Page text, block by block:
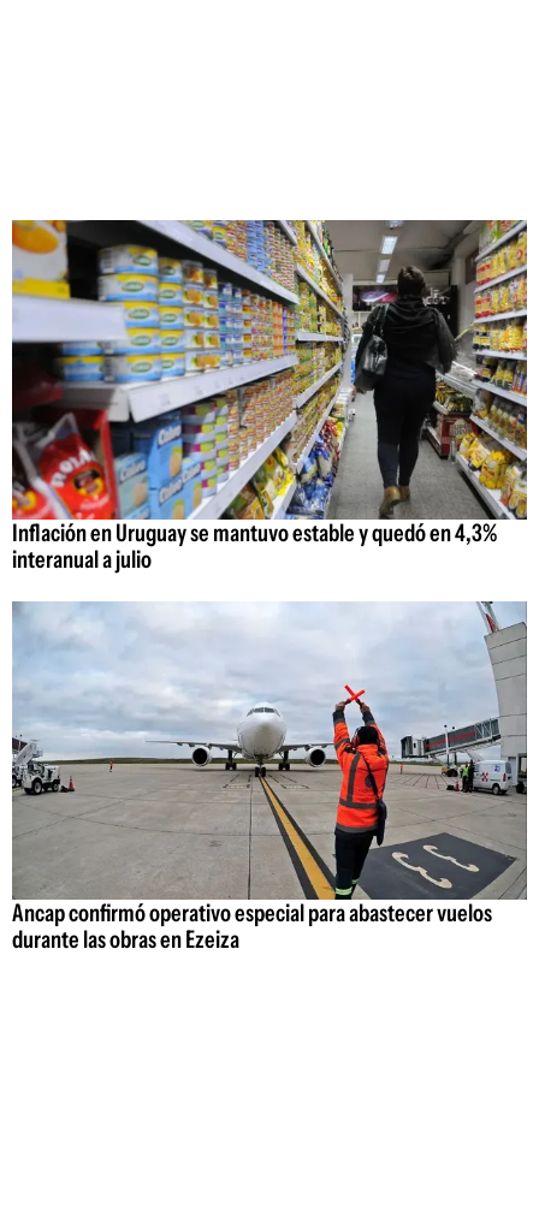
Inflación en Uruguay se mantuvo estable y quedó en 4,3%
interanual a julio
Ancap confirmó operativo especial para abastecer vuelos
durante las obras en Ezeiza